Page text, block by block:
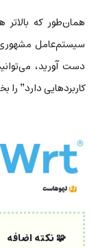
سیستم‌عامل مشهوری
دست آورید،
کاربردهایی دارد” را
🧩 نکته اضافه